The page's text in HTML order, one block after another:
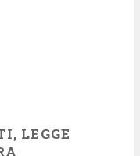
LEGGE